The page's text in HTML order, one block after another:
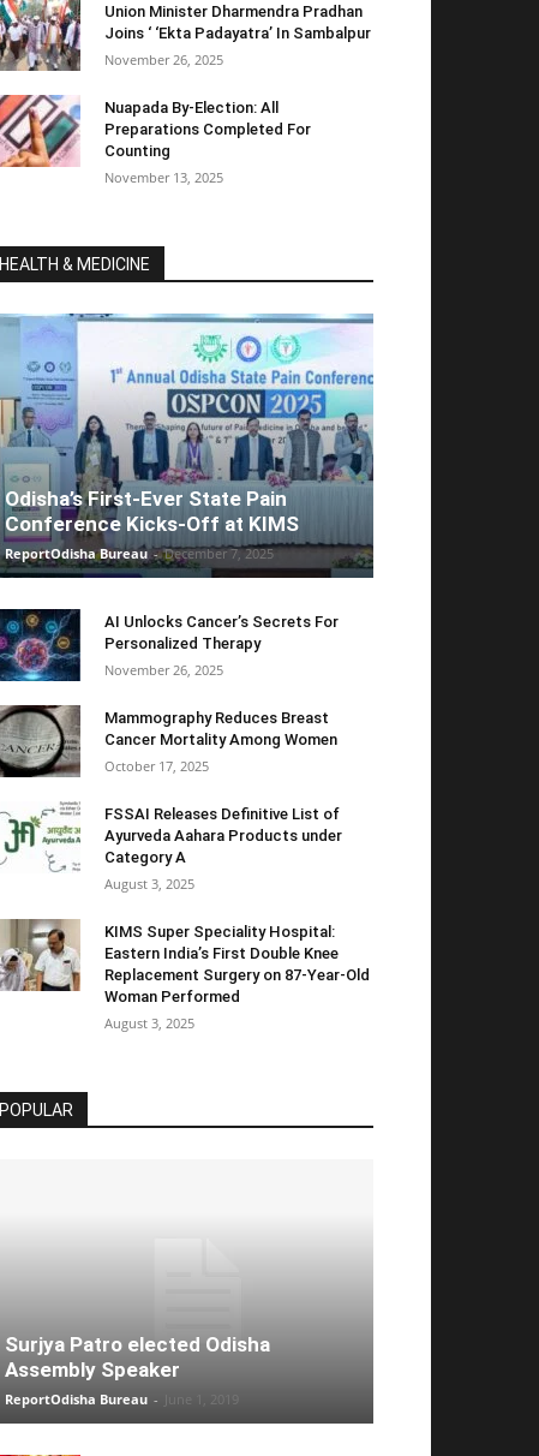
Union Minister Dharmendra Pradhan
Joins ‘ ‘Ekta Padayatra’ In Sambalpur
November 26, 2025
Nuapada By-Election: All
Preparations Completed For
Counting
November 13, 2025
HEALTH & MEDICINE
Odisha’s First-Ever State Pain
Conference Kicks-Off at KIMS
ReportOdisha Bureau - December 7, 2025
AI Unlocks Cancer’s Secrets For
Personalized Therapy
November 26, 2025
Mammography Reduces Breast
Cancer Mortality Among Women
October 17, 2025
FSSAI Releases Definitive List of
Ayurveda Aahara Products under
Category A
August 3, 2025
KIMS Super Speciality Hospital:
Eastern India’s First Double Knee
Replacement Surgery on 87-Year-Old
Woman Performed
August 3, 2025
POPULAR
Surjya Patro elected Odisha
Assembly Speaker
ReportOdisha Bureau -